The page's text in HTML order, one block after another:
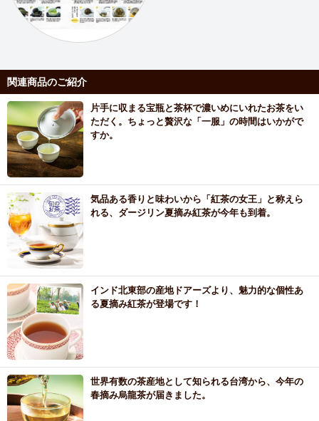
関連商品のご紹介
片手に収まる宝瓶と茶杯で濃いめにいれたお茶をい
ただく。ちょっと贅沢な「一服」の時間はいかがで
すか。
気品ある香りと味わいから「紅茶の女王」と称えら
れる、ダージリン夏摘み紅茶が今年も到着。
インド北東部の産地ドアーズより、魅力的な個性あ
る夏摘み紅茶が登場です！
世界有数の茶産地として知られる台湾から、今年の
春摘み烏龍茶が届きました。